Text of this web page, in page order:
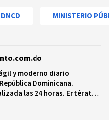
DNCD MINISTERIO
y moderno diario
Dominicana.
las 24 horas. Entérate
más importantes a
videos y fotos